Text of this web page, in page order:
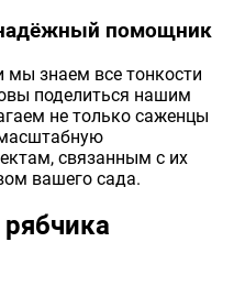
помощник
знаем все тонкости
поделиться нашим
не только саженцы
связанным с их
вашего сада.